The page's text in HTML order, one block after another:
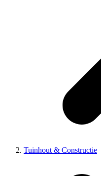
Tuinhout & Constructie